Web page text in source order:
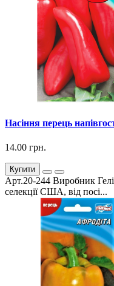
Насіння перець
14.00 грн.
Купити
Арт.20-244 Виробник
селекції США, від посі...